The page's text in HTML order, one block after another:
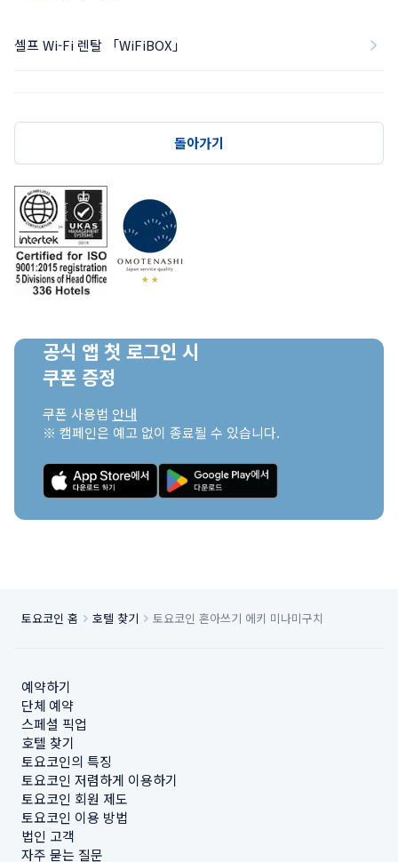
셀프 Wi-Fi 렌탈 「WiFiBOX」
돌아가기
공식 앱 첫 로그인 시
쿠폰 증정
쿠폰 사용법 안내
※ 캠페인은 예고 없이 종료될 수 있습니다.
토요코인 홈 호텔 찾기 토요코인 혼아쓰기 에키 미나미구치
예약하기
단체 예약
스페셜 픽업
호텔 찾기
토요코인의 특징
토요코인 저렴하게 이용하기
토요코인 회원 제도
토요코인 이용 방법
법인 고객
자주 묻는 질문